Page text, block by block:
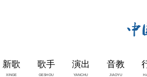
新歌
XINGE
歌手
GESHOU
演出
YANCHU
音教
JIAOYU